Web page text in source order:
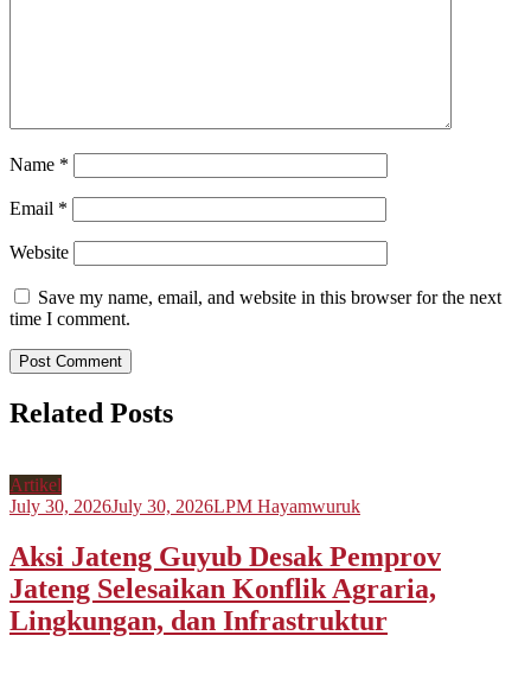
Name *
Email *
Website
Save my name, email, and website in this browser for the next
time I comment.
Related Posts
Artikel
July 30, 2026July 30, 2026LPM Hayamwuruk
Aksi Jateng Guyub Desak Pemprov
Jateng Selesaikan Konflik Agraria,
Lingkungan, dan Infrastruktur